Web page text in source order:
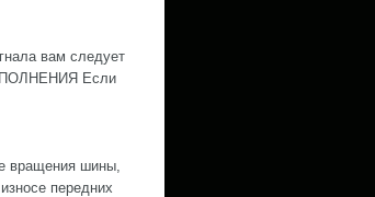
вам следует
Если
вращения шины,
передних